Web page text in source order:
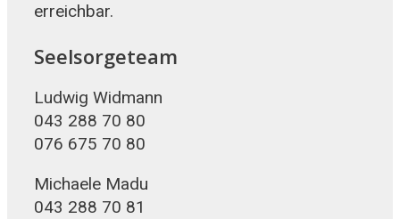
erreichbar.
Seelsorgeteam
Ludwig Widmann
043 288 70 80
076 675 70 80
Michaele Madu
043 288 70 81